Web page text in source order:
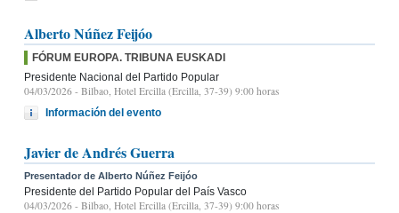
Alberto Núñez Feijóo
FÓRUM EUROPA. TRIBUNA EUSKADI
Presidente Nacional del Partido Popular
04/03/2026 - Bilbao, Hotel Ercilla (Ercilla, 37-39) 9:00 horas
Información del evento
Javier de Andrés Guerra
Presentador de Alberto Núñez Feijóo
Presidente del Partido Popular del País Vasco
04/03/2026 - Bilbao, Hotel Ercilla (Ercilla, 37-39) 9:00 horas